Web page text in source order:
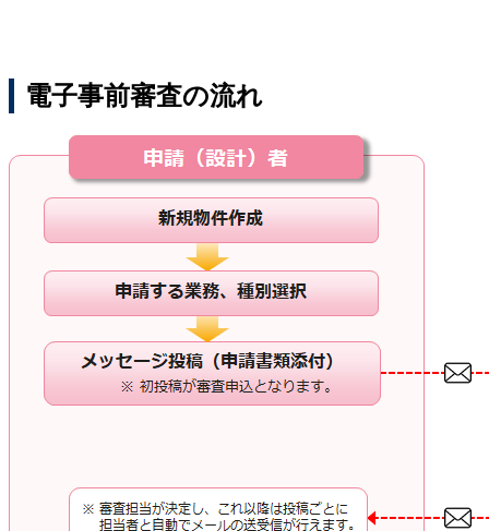
電子事前審査の流れ